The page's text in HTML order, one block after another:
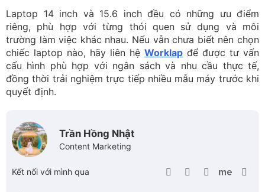
Laptop 14 inch và 15.6 inch đều có những ưu điểm
riêng, phù hợp với từng thói quen sử dụng và môi
trường làm việc khác nhau. Nếu vẫn chưa biết nên chọn
chiếc laptop nào, hãy liên hệ Worklap để được tư vấn
cấu hình phù hợp với ngân sách và nhu cầu thực tế,
đồng thời trải nghiệm trực tiếp nhiều mẫu máy trước khi
quyết định.
Trần Hồng Nhật
Content Marketing
Kết nối với mình qua